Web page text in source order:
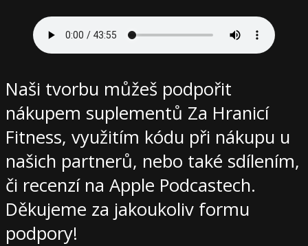
Naši tvorbu můžeš podpořit
nákupem suplementů Za Hranicí
Fitness, využitím kódu při nákupu u
našich partnerů, nebo také sdílením,
či recenzí na Apple Podcastech.
Děkujeme za jakoukoliv formu
podpory!